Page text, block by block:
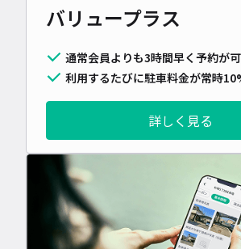
バリュープラス
通常会員よりも3時間早く予約が
利用するたびに駐車料金が常時
詳しく見る